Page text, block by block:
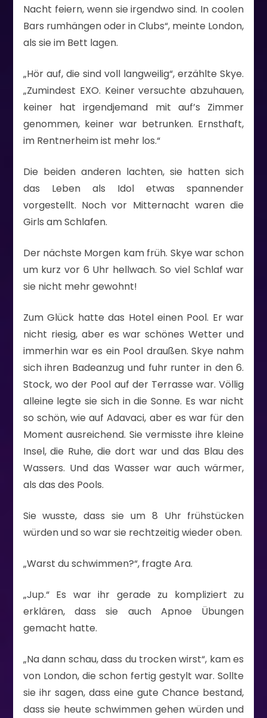
Nacht feiern, wenn sie irgendwo sind. In coolen
Bars rumhängen oder in Clubs“, meinte London,
als sie im Bett lagen.
„Hör auf, die sind voll langweilig“, erzählte Skye.
„Zumindest EXO. Keiner versuchte abzuhauen,
keiner hat irgendjemand mit auf’s Zimmer
genommen, keiner war betrunken. Ernsthaft,
im Rentnerheim ist mehr los.“
Die beiden anderen lachten, sie hatten sich
das Leben als Idol etwas spannender
vorgestellt. Noch vor Mitternacht waren die
Girls am Schlafen.
Der nächste Morgen kam früh. Skye war schon
um kurz vor 6 Uhr hellwach. So viel Schlaf war
sie nicht mehr gewohnt!
Zum Glück hatte das Hotel einen Pool. Er war
nicht riesig, aber es war schönes Wetter und
immerhin war es ein Pool draußen. Skye nahm
sich ihren Badeanzug und fuhr runter in den 6.
Stock, wo der Pool auf der Terrasse war. Völlig
alleine legte sie sich in die Sonne. Es war nicht
so schön, wie auf Adavaci, aber es war für den
Moment ausreichend. Sie vermisste ihre kleine
Insel, die Ruhe, die dort war und das Blau des
Wassers. Und das Wasser war auch wärmer,
als das des Pools.
Sie wusste, dass sie um 8 Uhr frühstücken
würden und so war sie rechtzeitig wieder oben.
„Warst du schwimmen?“, fragte Ara.
„Jup.“ Es war ihr gerade zu kompliziert zu
erklären, dass sie auch Apnoe Übungen
gemacht hatte.
„Na dann schau, dass du trocken wirst“, kam es
von London, die schon fertig gestylt war. Sollte
sie ihr sagen, dass eine gute Chance bestand,
dass sie heute schwimmen gehen würden und